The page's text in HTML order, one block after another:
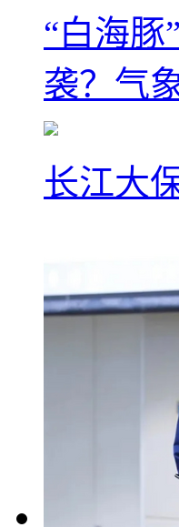
“白海豚
袭？气
长江大